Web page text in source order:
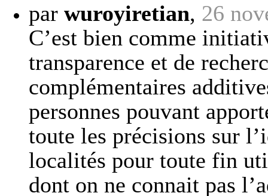
par wuroyiretian, 26
C’est bien comme
transparence et de
complémentaires
personnes pouvant
toute les précisions sur
localités pour toute fin
dont on ne connait pas